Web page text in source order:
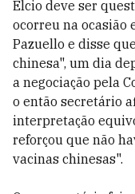
Elcio deve ser
ocorreu na ocasião
Pazuello e disse
chinesa", um dia
a negociação pela
o então secretário
interpretação
reforçou que não
vacinas chinesas".